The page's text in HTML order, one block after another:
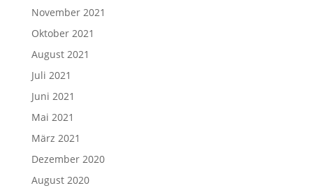
November 2021
Oktober 2021
August 2021
Juli 2021
Juni 2021
Mai 2021
März 2021
Dezember 2020
August 2020